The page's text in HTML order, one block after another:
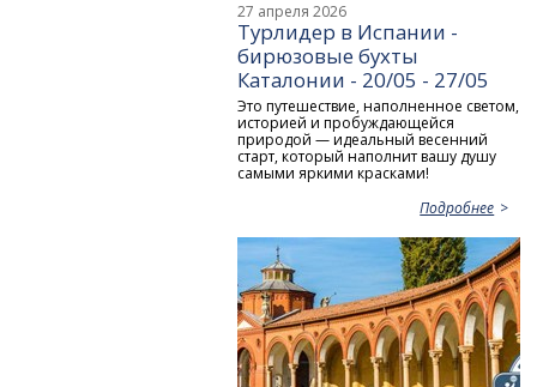
27 апреля 2026
Турлидер в Испании -
бирюзовые бухты
Каталонии - 20/05 - 27/05
Это путешествие, наполненное светом,
историей и пробуждающейся
природой — идеальный весенний
старт, который наполнит вашу душу
самыми яркими красками!
Подробнее